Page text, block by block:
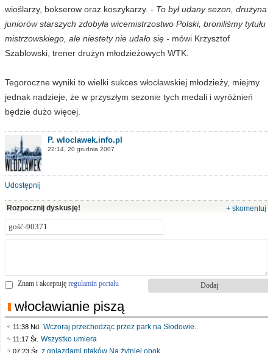
wioślarzy, bokserow oraz koszykarzy. - To był udany sezon, drużyna
juniorów starszych zdobyła wicemistrzostwo Polski, broniliśmy tytułu
mistrzowskiego, ale niestety nie udało się - mówi Krzysztof
Szablowski, trener drużyn młodzieżowych WTK.
Tegoroczne wyniki to wielki sukces włocławskiej młodzieży, miejmy
jednak nadzieje, że w przyszłym sezonie tych medali i wyróżnień
będzie dużo więcej.
P. wloclawek.info.pl
22:14, 20 grudnia 2007
Udostępnij
Rozpocznij dyskusję! + skomentuj
Znam i akceptuję regulamin portalu
włocławianie piszą
11:38 Nd. Wczoraj przechodząc przez park na Słodowie..
11:17 Śr. Wszystko umiera
07:23 Śr. z gniazdami ptaków Na żytniej obok..